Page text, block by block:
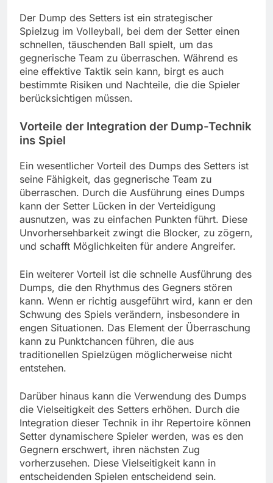
Der Dump des Setters ist ein strategischer
Spielzug im Volleyball, bei dem der Setter einen
schnellen, täuschenden Ball spielt, um das
gegnerische Team zu überraschen. Während es
eine effektive Taktik sein kann, birgt es auch
bestimmte Risiken und Nachteile, die die Spieler
berücksichtigen müssen.
Vorteile der Integration der Dump-Technik
ins Spiel
Ein wesentlicher Vorteil des Dumps des Setters ist
seine Fähigkeit, das gegnerische Team zu
überraschen. Durch die Ausführung eines Dumps
kann der Setter Lücken in der Verteidigung
ausnutzen, was zu einfachen Punkten führt. Diese
Unvorhersehbarkeit zwingt die Blocker, zu zögern,
und schafft Möglichkeiten für andere Angreifer.
Ein weiterer Vorteil ist die schnelle Ausführung des
Dumps, die den Rhythmus des Gegners stören
kann. Wenn er richtig ausgeführt wird, kann er den
Schwung des Spiels verändern, insbesondere in
engen Situationen. Das Element der Überraschung
kann zu Punktchancen führen, die aus
traditionellen Spielzügen möglicherweise nicht
entstehen.
Darüber hinaus kann die Verwendung des Dumps
die Vielseitigkeit des Setters erhöhen. Durch die
Integration dieser Technik in ihr Repertoire können
Setter dynamischere Spieler werden, was es den
Gegnern erschwert, ihren nächsten Zug
vorherzusehen. Diese Vielseitigkeit kann in
entscheidenden Spielen entscheidend sein.